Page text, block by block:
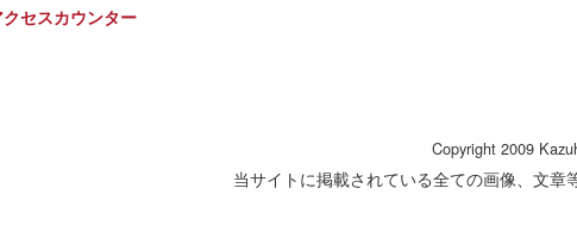
Copyright 2009
当サイトに掲載されている全ての画像、文章